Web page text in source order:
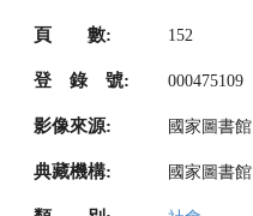
頁 數: 152
登 錄 號: 000475109
影像來源: 國家圖書館
典藏機構: 國家圖書館